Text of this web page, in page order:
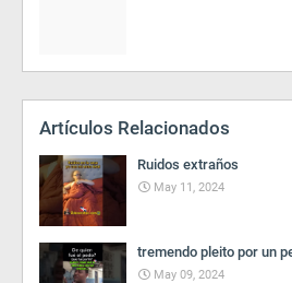
Artículos Relacionados
Ruidos extraños
May 11, 2024
tremendo pleito por un
May 09, 2024